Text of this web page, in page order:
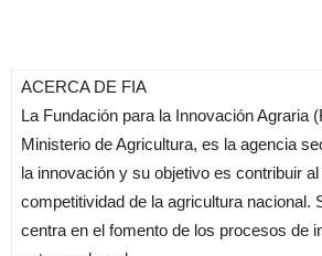
ACERCA DE FIA
La Fundación para la Innovación Agraria
Ministerio de Agricultura, es la agencia
la innovación y su objetivo es contribuir
competitividad de la agricultura nacional.
centra en el fomento de los procesos de